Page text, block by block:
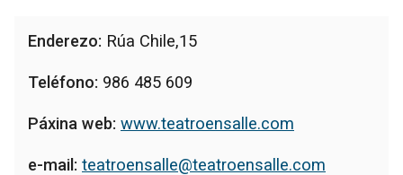
Enderezo: Rúa Chile,15
Teléfono: 986 485 609
Páxina web: www.teatroensalle.com
e-mail: teatroensalle@teatroensalle.com